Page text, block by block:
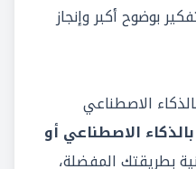
بوضوح أكبر وإنجاز
الاصطناعي
الاصطناعي أو
بطريقتك المفضلة،